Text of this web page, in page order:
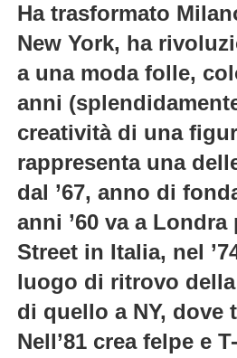
Ha trasformato
New York, ha
a una moda folle,
anni
creatività di una
rappresenta una
dal ’67, anno di
anni ’60 va a
Street in Italia, nel
luogo di ritrovo
di quello a NY, dove
Nell’81 crea felpe e